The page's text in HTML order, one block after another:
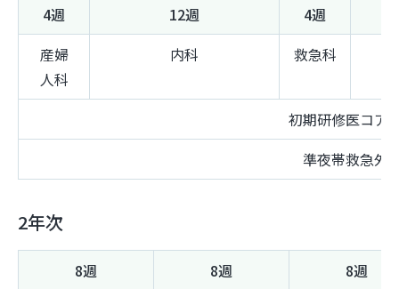
4週 12週
4週
産婦
人科
内科 救急科
初期研修医コア
準夜帯救急外
2年次
8週 8週
8週